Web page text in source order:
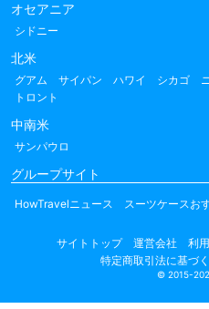
オセアニア
シドニー
北米
グアム サイパン ハワイ シカゴ
トロント
中南米
サンパウロ
グループサイト
HowTravelニュース スーツケースお
サイトトップ 運営会社 利
特定商取引法に基づ
© 2015-